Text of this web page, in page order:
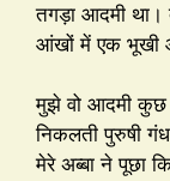
तगड़ा आदमी
आंखों में एक भूखी
मुझे वो आदमी कुछ
निकलती पुरुषी
मेरे अब्बा ने पूछा